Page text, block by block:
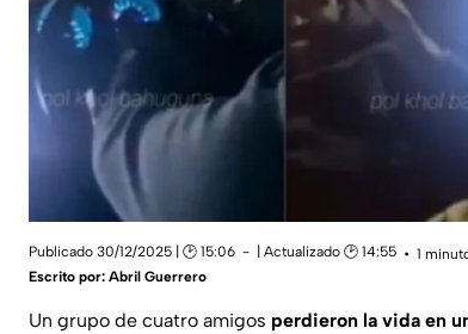
Publicado 30/12/2025 | 🕑 15:06 | Actualizado 🕑 14:55
1
Escrito por: Abril Guerrero
Un grupo de cuatro amigos perdieron la vida en